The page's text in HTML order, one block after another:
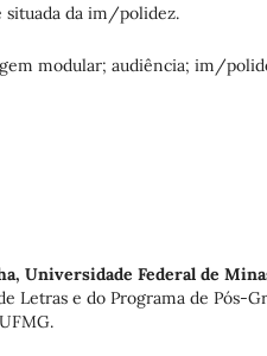
situada da im/polidez.
modular; audiência; im/
Universidade Federal de
Letras e do Programa de Pós-